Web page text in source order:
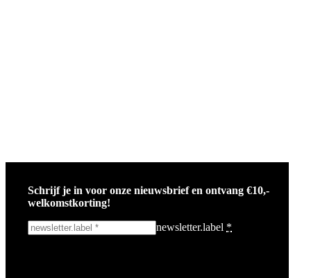
Schrijf je in voor onze nieuwsbrief en ontvang €10,-
welkomstkorting!
newsletter.label *